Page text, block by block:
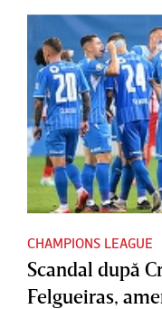
CHAMPIONS LEAGUE
Scandal după
Felgueiras,